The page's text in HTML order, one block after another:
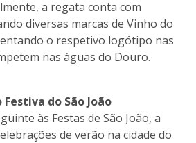
a regata conta com
diversas marcas de Vinho do
o respetivo logótipo nas
nas águas do Douro.
do São João
às Festas de São João, a
de verão na cidade do